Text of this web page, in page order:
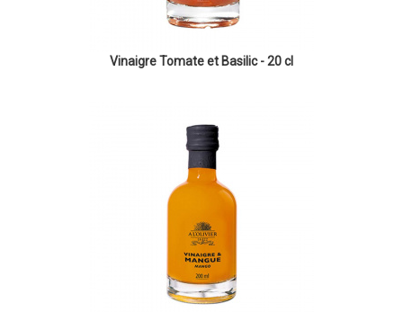
Vinaigre Tomate et Basilic - 20 cl